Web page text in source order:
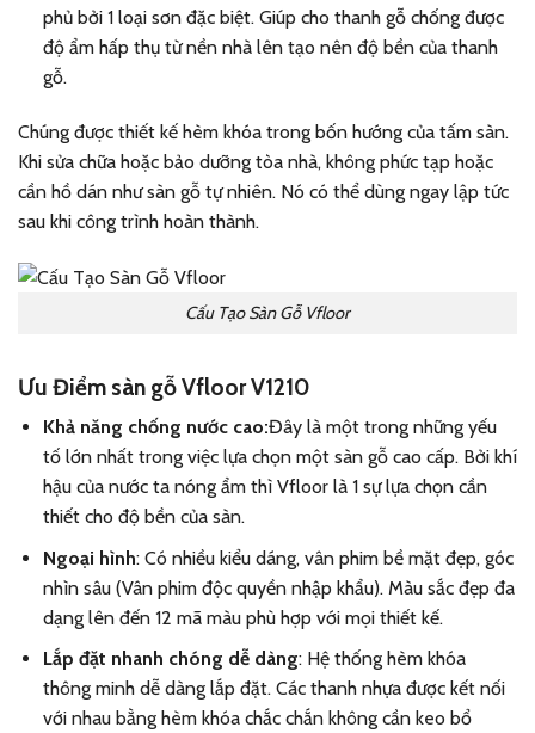
phủ bởi 1 loại sơn đặc biệt. Giúp cho thanh gỗ chống được
độ ẩm hấp thụ từ nền nhà lên tạo nên độ bền của thanh
gỗ.
Chúng được thiết kế hèm khóa trong bốn hướng của tấm sàn.
Khi sửa chữa hoặc bảo dưỡng tòa nhà, không phức tạp hoặc
cần hồ dán như sàn gỗ tự nhiên. Nó có thể dùng ngay lập tức
sau khi công trình hoàn thành.
Cấu Tạo Sàn Gỗ Vfloor
Ưu Điểm sàn gỗ Vfloor V1210
Khả năng chống nước cao:Đây là một trong những yếu
tố lớn nhất trong việc lựa chọn một sàn gỗ cao cấp. Bởi khí
hậu của nước ta nóng ẩm thì Vfloor là 1 sự lựa chọn cần
thiết cho độ bền của sàn.
Ngoại hình: Có nhiều kiểu dáng, vân phim bề mặt đẹp, góc
nhìn sâu (Vân phim độc quyền nhập khẩu). Màu sắc đẹp đa
dạng lên đến 12 mã màu phù hợp với mọi thiết kế.
Lắp đặt nhanh chóng dễ dàng: Hệ thống hèm khóa
thông minh dễ dàng lắp đặt. Các thanh nhựa được kết nối
với nhau bằng hèm khóa chắc chắn không cần keo bổ